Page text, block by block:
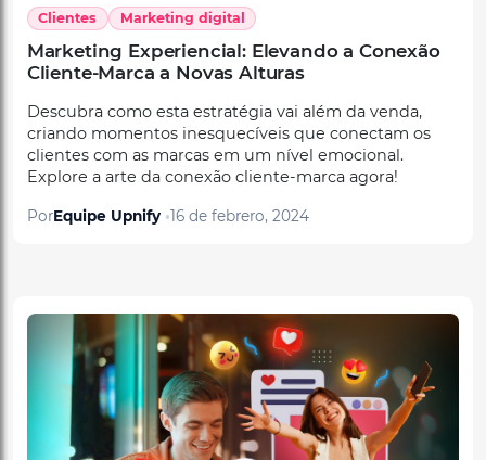
Marketing Experiencial: Elevando a Conexão
Cliente-Marca a Novas Alturas
Descubra como esta estratégia vai além da venda,
clientes com as marcas em um nível emocional.
Explore a arte da conexão cliente-marca agora!
PorEquipe Upnify 16 de febrero, 2024